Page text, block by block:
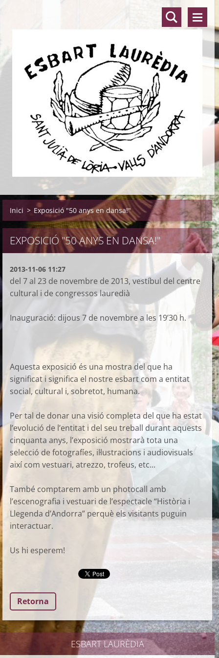
Inici > Exposició "50 anys en dansa!"
EXPOSICIÓ "50 ANYS EN DANSA!"
2013-11-06 11:27
del 7 al 23 de novembre de 2013, vestíbul del centre
cultural i de congressos lauredià
Inauguració: dijous 7 de novembre a les 19’30 h.
Aquesta exposició és una mostra del que ha
significat i significa el nostre esbart com a entitat
social, cultural i, sobretot, humana.
Per tal de donar una visió completa del que ha estat
l’evolució de l’entitat i del seu treball durant aquests
cinquanta anys, l’exposició mostrarà tota una
selecció de fotografíes, il·lustracions i audiovisuals
així com vestuari, atrezzo, trofeus, etc...
També comptarem amb un photocall amb
l’escenografia i vestuari de l’espectacle “Història i
Llegenda d’Andorra” perquè els visitants puguin
interactuar.
Us hi esperem!
Retorna
ESBART LAURÈDIA